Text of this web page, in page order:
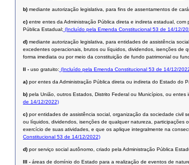
b) mediante autorização legislativa, para fins de assentamentos de
c) entre entes da Administração Pública direta e indireta estadual,
Pública Estadual; (Incluído pela Emenda Constitucional 53 de 14/12/
d) mediante autorização legislativa, para entidades de assistência
excedentes operacionais, brutos ou líquidos, dividendos, isenções de
forma imediata ou por meio da constituição de fundo patrimonial ou
II - uso gratuito: (Incluído pela Emenda Constitucional 53 de 14/12/
a) por entes da Administração Pública direta ou indireta do Estado do
b) pela União, outros Estados, Distrito Federal ou Municípios, ou
de 14/12/2022)
c) por entidades de assistência social, organização da sociedade civil
ou líquidos, dividendos, isenções de qualquer natureza, participações
exercício de suas atividades, e que os aplique integralmente na
Constitucional 53 de 14/12/2022)
d) por serviço social autônomo, criado pela Administração Pública
III - áreas de domínio do Estado para a realização de eventos de